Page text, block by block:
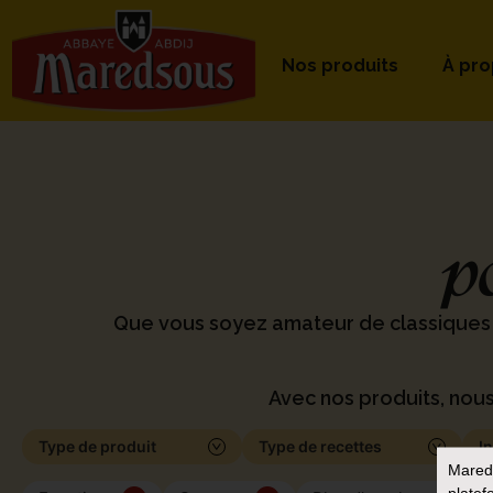
Nos produits À
Que vous soyez amateur de
Avec nos produits,
Type de produit Type de recettes